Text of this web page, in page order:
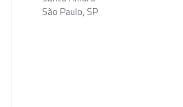
São Paulo, SP